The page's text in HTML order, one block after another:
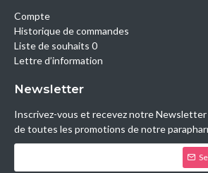
Compte
Historique de commandes
Liste de souhaits 0
Lettre d’information
Newsletter
Inscrivez-vous et recevez notre
de toutes les promotions de notre